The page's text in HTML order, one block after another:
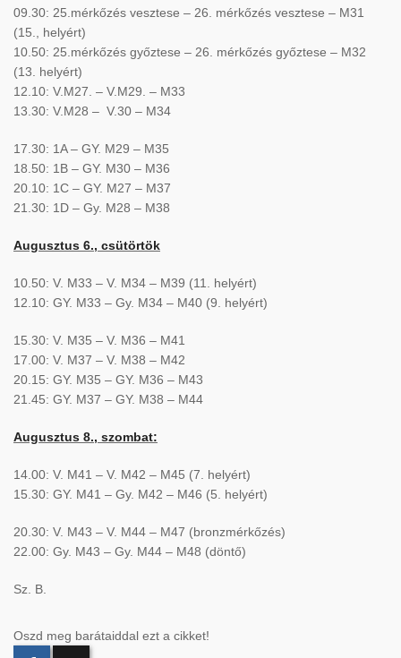
09.30: 25.mérkőzés vesztese – 26. mérkőzés vesztese – M31
(15., helyért)
10.50: 25.mérkőzés győztese – 26. mérkőzés győztese – M32
(13. helyért)
12.10: V.M27. – V.M29. – M33
13.30: V.M28 – V.30 – M34
17.30: 1A – GY. M29 – M35
18.50: 1B – GY. M30 – M36
20.10: 1C – GY. M27 – M37
21.30: 1D – Gy. M28 – M38
Augusztus 6., csütörtök
10.50: V. M33 – V. M34 – M39 (11. helyért)
12.10: GY. M33 – Gy. M34 – M40 (9. helyért)
15.30: V. M35 – V. M36 – M41
17.00: V. M37 – V. M38 – M42
20.15: GY. M35 – GY. M36 – M43
21.45: GY. M37 – GY. M38 – M44
Augusztus 8., szombat:
14.00: V. M41 – V. M42 – M45 (7. helyért)
15.30: GY. M41 – Gy. M42 – M46 (5. helyért)
20.30: V. M43 – V. M44 – M47 (bronzmérkőzés)
22.00: Gy. M43 – Gy. M44 – M48 (döntő)
Sz. B.
Oszd meg barátaiddal ezt a cikket!